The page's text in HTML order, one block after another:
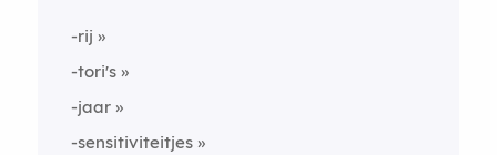
-rij
-tori's
-jaar
-sensitiviteitjes